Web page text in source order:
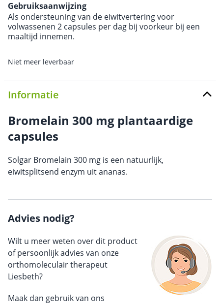
Gebruiksaanwijzing
Als ondersteuning van de eiwitvertering voor
volwassenen 2 capsules per dag bij voorkeur bij een
maaltijd innemen.
Niet meer leverbaar
Informatie
Bromelain 300 mg plantaardige
capsules
Solgar Bromelain 300 mg is een natuurlijk,
eiwitsplitsend enzym uit ananas.
Advies nodig?
Wilt u meer weten over dit product
of persoonlijk advies van onze
orthomoleculair therapeut
Liesbeth?
Maak dan gebruik van ons